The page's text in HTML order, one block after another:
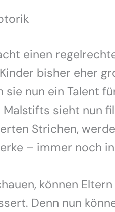
einen
bisher eher
sie nun ein Talent
sieht nun
Strichen,
– immer noch
können
Denn nun